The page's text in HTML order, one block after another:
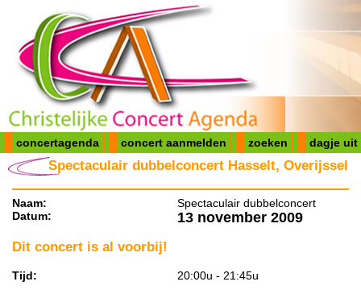
concertagenda concert aanmelden zoeken dagje uit
Spectaculair dubbelconcert Hasselt, Overijssel
Naam:
Spectaculair dubbelconcert
Datum:
13 november 2009
Dit concert is al voorbij!
Tijd:
20:00u - 21:45u